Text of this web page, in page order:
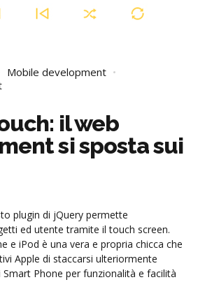
Mobile development
il web
si sposta sui
plugin di jQuery permette
ed utente tramite il touch screen.
e iPod è una vera e propria chicca che
Apple di staccarsi ulteriormente
Phone per funzionalità e facilità